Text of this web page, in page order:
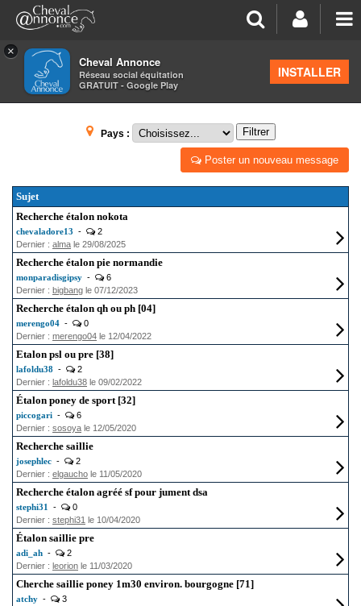
×
Cheval Annonce
Réseau social équitation
GRATUIT - Google Play
INSTALLER
>Petites annonces
ÉTALONS - SAILLIES
Pays : Filtrer
Poster un nouveau message
Sujet
Recherche étalon nokota
chevaladore13 -
2
Dernier : alma le 29/08/2025
Recherche étalon pie normandie
monparadisgipsy -
6
Dernier : bigbang le 07/12/2023
Recherche étalon qh ou ph [04]
merengo04 -
0
Dernier : merengo04 le 12/04/2022
Etalon psl ou pre [38]
lafoldu38 -
2
Dernier : lafoldu38 le 09/02/2022
Étalon poney de sport [32]
piccogari -
6
Dernier : sosoya le 12/05/2020
Recherche saillie
josephlec -
2
Dernier : elgaucho le 11/05/2020
Recherche étalon agréé sf pour jument dsa
stephi31 -
0
Dernier : stephi31 le 10/04/2020
Étalon saillie pre
adi_ah -
2
Dernier : leorion le 11/03/2020
Cherche saillie poney 1m30 environ. bourgogne [71]
atchy -
3